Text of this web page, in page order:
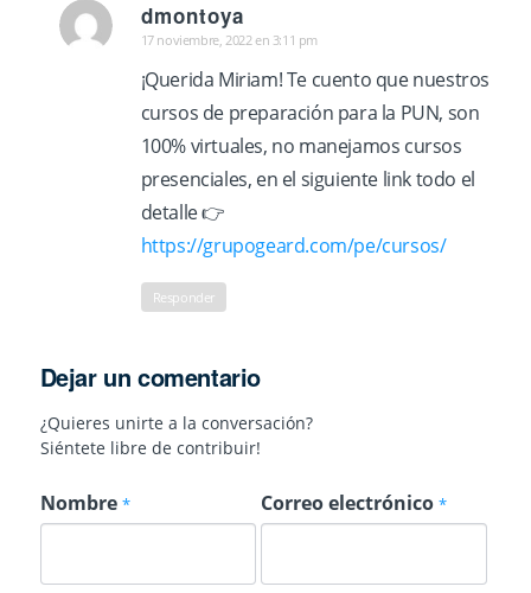
dmontoya
Dice:
17 noviembre, 2022 en 3:11 pm
¡Querida Miriam! Te cuento que nuestros
cursos de preparación para la PUN, son
100% virtuales, no manejamos cursos
presenciales, en el siguiente link todo el
detalle 👉
https://grupogeard.com/pe/cursos/
Responder
Dejar un comentario
¿Quieres unirte a la conversación?
Siéntete libre de contribuir!
Nombre * Correo electrónico*